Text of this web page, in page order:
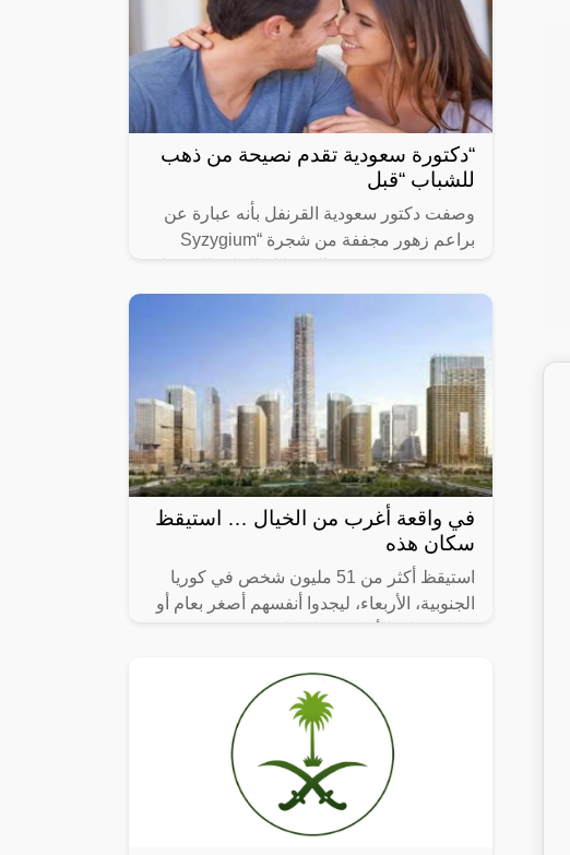
“دكتورة سعودية تقدم نصيحة من ذهب
للشباب “قبل
وصفت دكتور سعودية القرنفل بأنه عبارة عن
براعم زهور مجففة من شجرة “Syzygium
“yrtaceae”، وهو نبات دائم الخضرة ينمو في
في واقعة أغرب من الخيال … استيقظ
سكان هذه
استيقظ أكثر من 51 مليون شخص في كوريا
الجنوبية، الأربعاء، ليجدوا أنفسهم أصغر بعام أو